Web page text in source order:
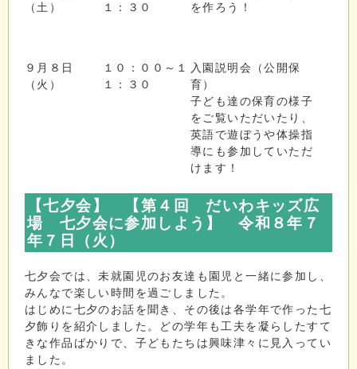
（土）
１：３０
を作ろう！
９月８日
（火）
１０：００～１
１：３０
入園説明会（公開保
育）
子ども達の保育の様子
をご覧いただいたり、
英語で遊ぼうや体操指
導にも参加していただ
けます！
【七夕会 】
【第４回 だいわキッズ広
場 七夕会に参加しよう 】 令和８年７
年７日（火）
七夕会では、未就園児のお友達も園児と一緒に参加し、
みんなで楽しい時間を過ごしました。
はじめに七夕のお話を聞き、その後は各学年で作った七
夕飾りを紹介しました。どの学年も工夫を凝らしたすて
きな作品ばかりで、子どもたちは興味津々に見入ってい
ました。